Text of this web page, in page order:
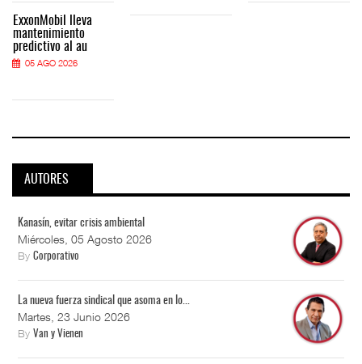
ExxonMobil lleva
mantenimiento
predictivo al au
05 AGO 2026
AUTORES
Kanasín, evitar crisis ambiental
Miércoles, 05 Agosto 2026
By Corporativo
La nueva fuerza sindical que asoma en lo...
Martes, 23 Junio 2026
By Van y Vienen